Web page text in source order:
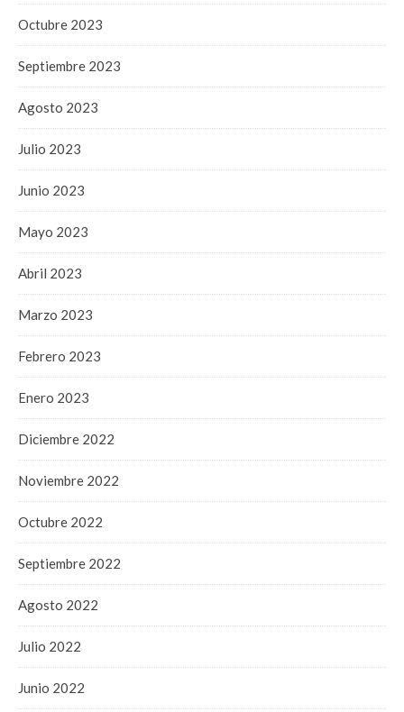
Octubre 2023
Septiembre 2023
Agosto 2023
Julio 2023
Junio 2023
Mayo 2023
Abril 2023
Marzo 2023
Febrero 2023
Enero 2023
Diciembre 2022
Noviembre 2022
Octubre 2022
Septiembre 2022
Agosto 2022
Julio 2022
Junio 2022